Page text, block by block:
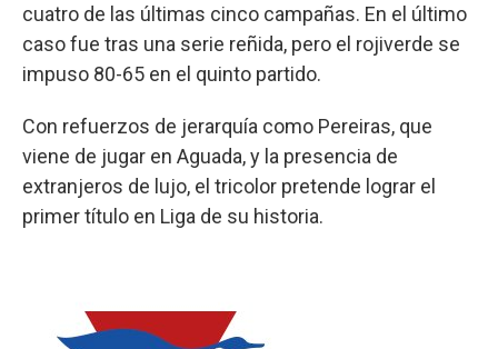
cuatro de las últimas cinco campañas. En el último
caso fue tras una serie reñida, pero el rojiverde se
impuso 80-65 en el quinto partido.
Con refuerzos de jerarquía como Pereiras, que
viene de jugar en Aguada, y la presencia de
extranjeros de lujo, el tricolor pretende lograr el
primer título en Liga de su historia.